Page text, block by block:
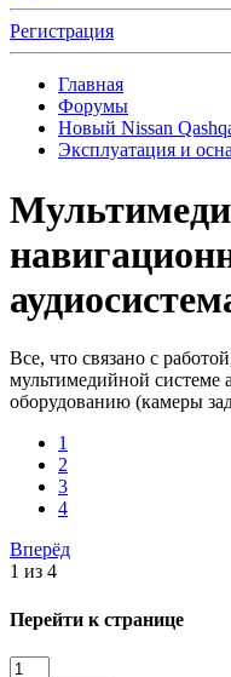
Регистрация
Главная
Форумы
Новый Nissan
Эксплуатация и
Все, что связано с
мультимедийной системе
оборудованию (камеры
1
2
3
4
Вперёд
1 из 4
Перейти к странице